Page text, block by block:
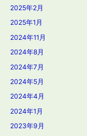
2025年2月
2025年1月
2024年11月
2024年8月
2024年7月
2024年5月
2024年4月
2024年1月
2023年9月